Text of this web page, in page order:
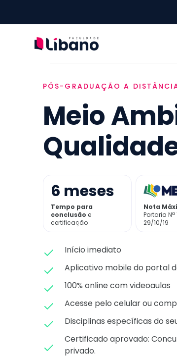
PÓS-GRADUAÇÃO A
Meio
6 meses
Tempo para
conclusão e
certificação
Nota
Portaria Nª
29/10/19
Início imediato
Aplicativo mobile do portal
100% online com videoaulas
Acesse pelo celular ou
Disciplinas específicas do
Certificado aprovado: C
privado.